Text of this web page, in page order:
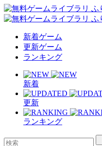
新着ゲーム
更新ゲーム
ランキング
新着
更新
ランキング